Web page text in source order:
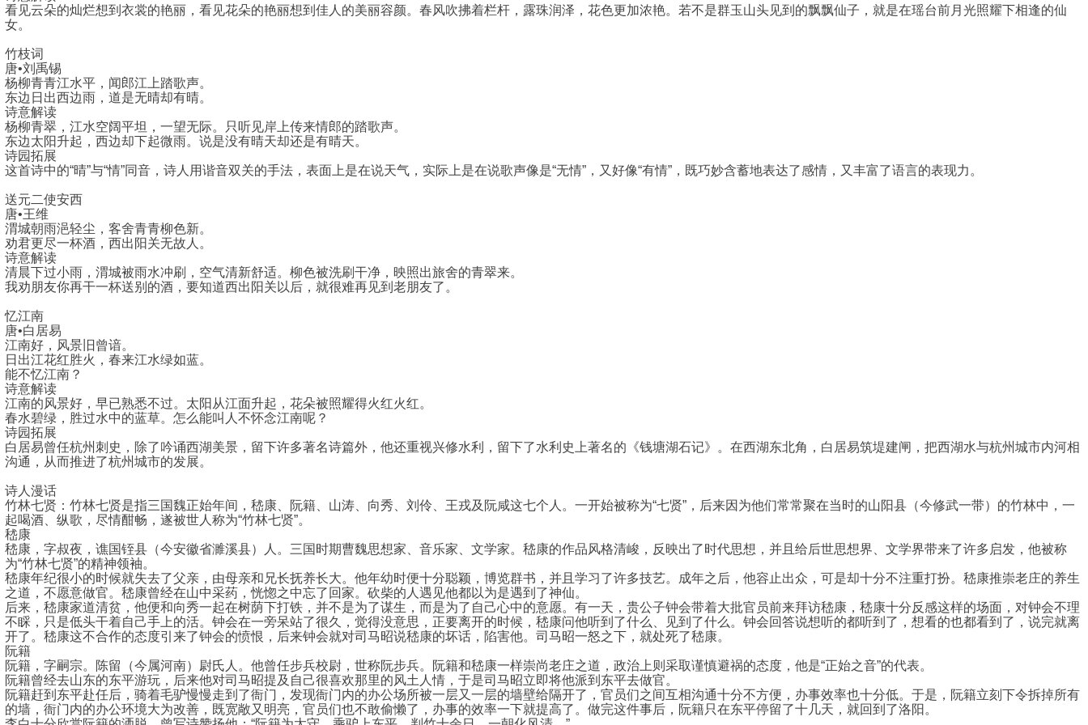
看见云朵的灿烂想到衣裳的艳丽，看见花朵的艳丽想到佳人的美丽容颜。春风吹拂着栏杆，露珠润泽，花色更加浓艳。若不是群玉山头见到的飘飘仙子，就是在瑶台前月光照耀下相逢的仙
女。
竹枝词
唐•刘禹锡
杨柳青青江水平，闻郎江上踏歌声。
东边日出西边雨，道是无晴却有晴。
诗意解读
杨柳青翠，江水空阔平坦，一望无际。只听见岸上传来情郎的踏歌声。
东边太阳升起，西边却下起微雨。说是没有晴天却还是有晴天。
诗园拓展
这首诗中的“晴”与“情”同音，诗人用谐音双关的手法，表面上是在说天气，实际上是在说歌声像是“无情”，又好像“有情”，既巧妙含蓄地表达了感情，又丰富了语言的表现力。
送元二使安西
唐•王维
渭城朝雨浥轻尘，客舍青青柳色新。
劝君更尽一杯酒，西出阳关无故人。
诗意解读
清晨下过小雨，渭城被雨水冲刷，空气清新舒适。柳色被洗刷干净，映照出旅舍的青翠来。
我劝朋友你再干一杯送别的酒，要知道西出阳关以后，就很难再见到老朋友了。
忆江南
唐•白居易
江南好，风景旧曾谙。
日出江花红胜火，春来江水绿如蓝。
能不忆江南？
诗意解读
江南的风景好，早已熟悉不过。太阳从江面升起，花朵被照耀得火红火红。
春水碧绿，胜过水中的蓝草。怎么能叫人不怀念江南呢？
诗园拓展
白居易曾任杭州刺史，除了吟诵西湖美景，留下许多著名诗篇外，他还重视兴修水利，留下了水利史上著名的《钱塘湖石记》。在西湖东北角，白居易筑堤建闸，把西湖水与杭州城市内河相
沟通，从而推进了杭州城市的发展。
诗人漫话
竹林七贤：竹林七贤是指三国魏正始年间，嵇康、阮籍、山涛、向秀、刘伶、王戎及阮咸这七个人。一开始被称为“七贤”，后来因为他们常常聚在当时的山阳县（今修武一带）的竹林中，一
起喝酒、纵歌，尽情酣畅，遂被世人称为“竹林七贤”。
嵇康
嵇康，字叔夜，谯国铚县（今安徽省濉溪县）人。三国时期曹魏思想家、音乐家、文学家。嵇康的作品风格清峻，反映出了时代思想，并且给后世思想界、文学界带来了许多启发，他被称
为“竹林七贤”的精神领袖。
嵇康年纪很小的时候就失去了父亲，由母亲和兄长抚养长大。他年幼时便十分聪颖，博览群书，并且学习了许多技艺。成年之后，他容止出众，可是却十分不注重打扮。嵇康推崇老庄的养生
之道，不愿意做官。嵇康曾经在山中采药，恍惚之中忘了回家。砍柴的人遇见他都以为是遇到了神仙。
后来，嵇康家道清贫，他便和向秀一起在树荫下打铁，并不是为了谋生，而是为了自己心中的意愿。有一天，贵公子钟会带着大批官员前来拜访嵇康，嵇康十分反感这样的场面，对钟会不理
不睬，只是低头干着自己手上的活。钟会在一旁呆站了很久，觉得没意思，正要离开的时候，嵇康问他听到了什么、见到了什么。钟会回答说想听的都听到了，想看的也都看到了，说完就离
开了。嵇康这不合作的态度引来了钟会的愤恨，后来钟会就对司马昭说嵇康的坏话，陷害他。司马昭一怒之下，就处死了嵇康。
阮籍
阮籍，字嗣宗。陈留（今属河南）尉氏人。他曾任步兵校尉，世称阮步兵。阮籍和嵇康一样崇尚老庄之道，政治上则采取谨慎避祸的态度，他是“正始之音”的代表。
阮籍曾经去山东的东平游玩，后来他对司马昭提及自己很喜欢那里的风土人情，于是司马昭立即将他派到东平去做官。
阮籍赶到东平赴任后，骑着毛驴慢慢走到了衙门，发现衙门内的办公场所被一层又一层的墙壁给隔开了，官员们之间互相沟通十分不方便，办事效率也十分低。于是，阮籍立刻下令拆掉所有
的墙，衙门内的办公环境大为改善，既宽敞又明亮，官员们也不敢偷懒了，办事的效率一下就提高了。做完这件事后，阮籍只在东平停留了十几天，就回到了洛阳。